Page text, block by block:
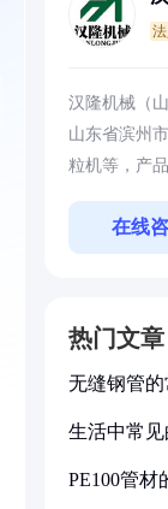
汉隆机械（
山东省滨州
粒机等，产
在线
热门文章
无缝钢管
生活中常
PE100管材